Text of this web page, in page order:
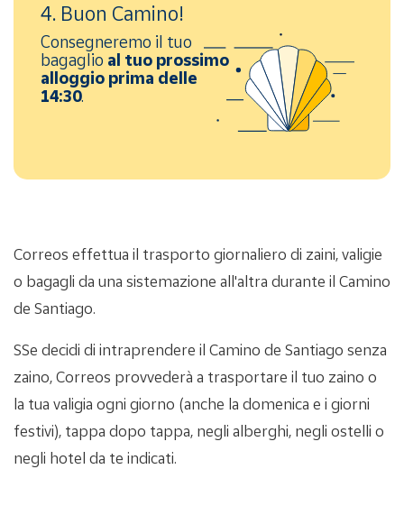
4. Buon Camino!
Consegneremo il tuo
bagaglio al tuo prossimo
alloggio prima delle
14:30.
Correos effettua il trasporto giornaliero di zaini, valigie
o bagagli da una sistemazione all'altra durante il Camino
de Santiago.
SSe decidi di intraprendere il Camino de Santiago senza
zaino, Correos provvederà a trasportare il tuo zaino o
la tua valigia ogni giorno (anche la domenica e i giorni
festivi), tappa dopo tappa, negli alberghi, negli ostelli o
negli hotel da te indicati.